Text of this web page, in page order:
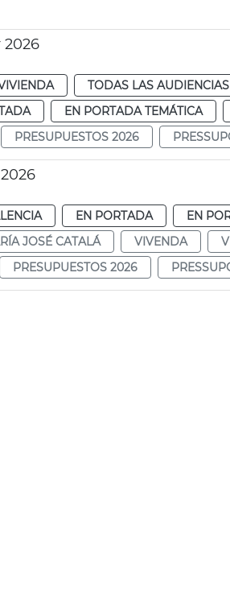
2026
TODAS LAS AUDIENCIAS
EN PORTADA TEMÁTICA
PRESUPUESTOS 2026
EN PORTADA
EN
JOSÉ CATALÁ VIVENDA
PRESUPUESTOS 2026